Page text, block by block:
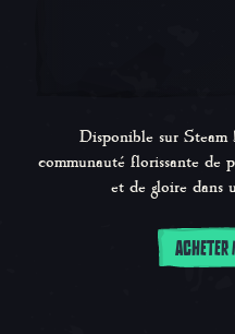
Disponible sur Steam
communauté florissante de
et de gloire dans